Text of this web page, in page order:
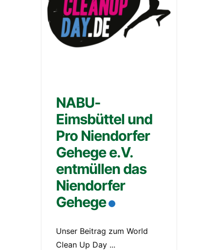
NABU-
Eimsbüttel und
Pro Niendorfer
Gehege e.V.
entmüllen das
Niendorfer
Gehege
Unser Beitrag zum World
Clean Up Day ...